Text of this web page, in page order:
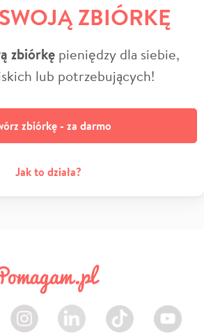
ZBIÓRKĘ
zbiórkę pieniędzy dla siebie,
lub potrzebujących!
zbiórkę - za darmo
Jak to działa?
Instagram LinkedIn TikTok Youtube